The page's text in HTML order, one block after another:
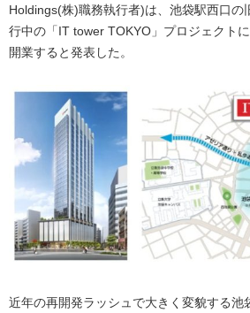
Holdings(株)職務執行者)は、池袋駅西口の
行中の「IT tower TOKYO」プロジェクト
開業すると発表した。
近年の再開発ラッシュで大きく変貌する池